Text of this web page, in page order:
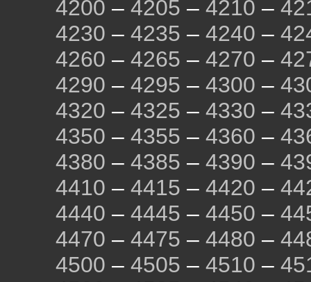
4200 – 4205 – 4210 –
4230 – 4235 – 4240 –
4260 – 4265 – 4270 –
4290 – 4295 – 4300 –
4320 – 4325 – 4330 –
4350 – 4355 – 4360 –
4380 – 4385 – 4390 –
4410 – 4415 – 4420 –
4440 – 4445 – 4450 –
4470 – 4475 – 4480 –
4500 – 4505 – 4510 –